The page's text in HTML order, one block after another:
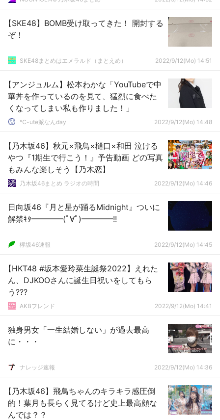
【SKE48】BOMB受け取ってきた！ 開封する
ぞ！
SKE48まとめはエメラルド（まとえめ） 2022/9/12(Mo) 14:51
【アンジュルム】松本わかな「YouTubeで中
華丼を作っているのを見て、猛烈に食べた
くなってしまい私も作りました！」
℃-ute派なんday 2022/9/12(Mo) 14:48
【乃木坂46】秋元×飛鳥×樋口×和田 泣ける
やつ『1期生で行こう！』予告動画 どの写真
もみんな楽しそう【乃木恋】
乃木坂46まとめ ラジオの時間 2022/9/12(Mo) 14:46
日向坂46『月と星が踊るMidnight』ついに
解禁ｷﾀ━━━━(ﾟ∀ﾟ)━━━━!!
欅坂46速報 2022/9/12(Mo) 14:45
【HKT48 #坂本愛玲菜生誕祭2022】えれた
ん、DJKOOさんに誕生日祝いをしてもら
う???
AKBフレンド 2022/9/12(Mo) 14:41
独身男女「一生結婚しない」が過去最高
に・・・
ナレッジ速報 2022/9/12(Mo) 14:36
【乃木坂46】飛鳥ちゃんのキラキラ感圧倒
的！葉月も長らく見てるけど史上最高顔な
んでは？？